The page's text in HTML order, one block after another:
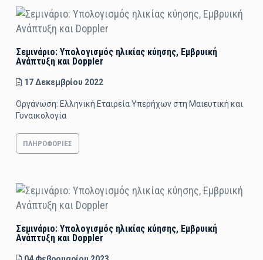
Σεμινάριο: Υπολογισμός ηλικίας κύησης, Eμβρυική
Aνάπτυξη και Doppler
17 Δεκεμβρίου 2022
Οργάνωση: Ελληνική Εταιρεία Υπερήχων στη Μαιευτική και
Γυναικολογία
ΠΛΗΡΟΦΟΡΊΕΣ
Σεμινάριο: Υπολογισμός ηλικίας κύησης, Eμβρυική
Aνάπτυξη και Doppler